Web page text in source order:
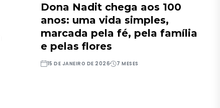
Dona Nadit chega aos 100
anos: uma vida simples,
marcada pela fé, pela família
e pelas flores
15 DE JANEIRO DE 2026 7 MESES